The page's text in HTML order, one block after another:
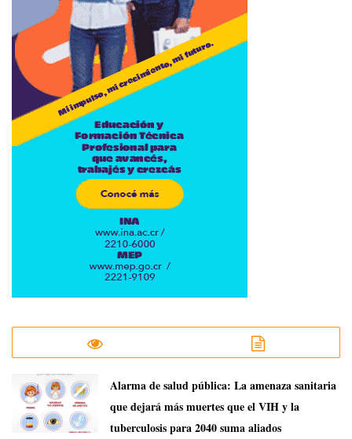
​Alarma de salud pública: La amenaza sanitaria
que dejará más muertes que el VIH y la
tuberculosis para 2040 suma aliados